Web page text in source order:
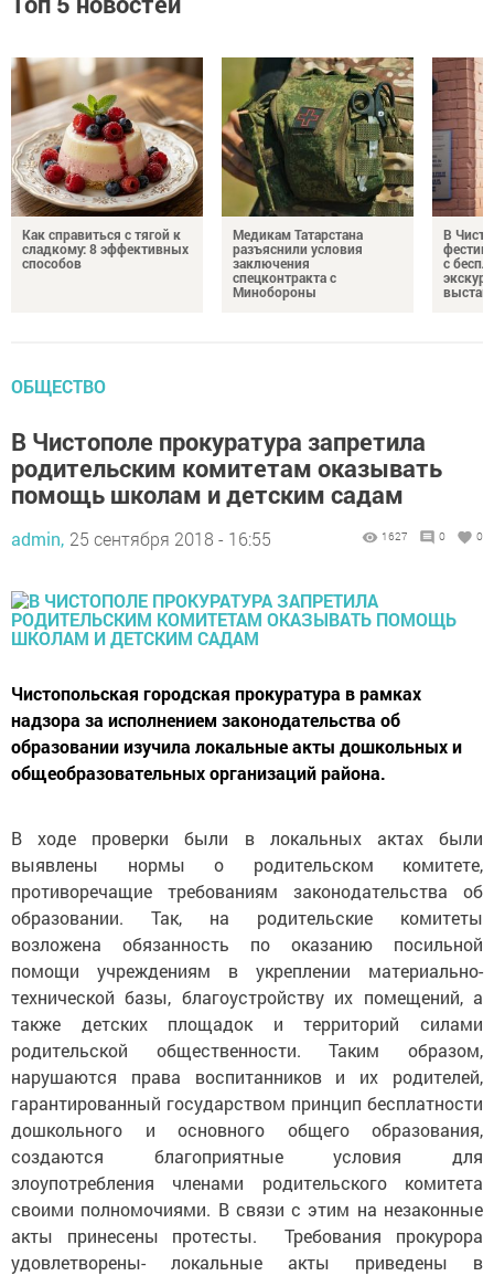
Как справиться с тягой к
сладкому: 8 эффективных
способов
Медикам Татарстана
разъяснили условия
заключения
спецконтракта с
Минобороны
В
с
ОБЩЕСТВО
В Чистополе прокуратура запретила
родительским комитетам оказывать
помощь школам и детским садам
admin, 25 сентября 2018 - 16:55 1627 0 0
Чистопольская городская прокуратура в рамках
надзора за исполнением законодательства об
образовании изучила локальные акты дошкольных и
общеобразовательных организаций района.
В ходе проверки были в локальных актах были
выявлены нормы о родительском комитете,
противоречащие требованиям законодательства об
образовании. Так, на родительские комитеты
возложена обязанность по оказанию посильной
помощи учреждениям в укреплении материально-
технической базы, благоустройству их помещений, а
также детских площадок и территорий силами
родительской общественности. Таким образом,
нарушаются права воспитанников и их родителей,
гарантированный государством принцип бесплатности
дошкольного и основного общего образования,
создаются благоприятные условия для
злоупотребления членами родительского комитета
своими полномочиями. В связи с этим на незаконные
акты принесены протесты. Требования прокурора
удовлетворены- локальные акты приведены в